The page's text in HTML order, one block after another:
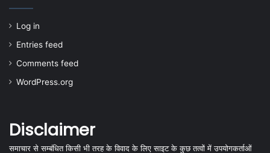
Log in
Entries feed
Comments feed
WordPress.org
Disclaimer
समाचार से सम्बंधित किसी भी तरह के विवाद के लिए साइट के कुछ तत्वों में उपयोगकर्ताओं